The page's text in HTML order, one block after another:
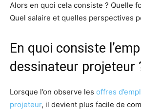
Alors en quoi cela consiste ? Quelle
Quel salaire et quelles perspectives
En quoi consiste
dessinateur projeteur
Lorsque l’on observe les offres
projeteur, il devient plus facile de